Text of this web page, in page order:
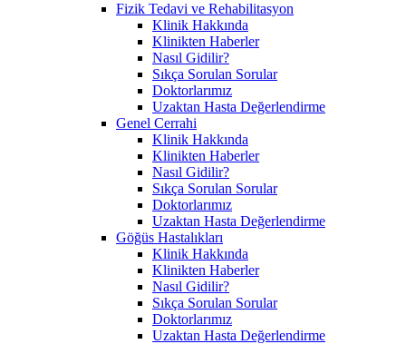
Fizik Tedavi ve Rehabilitasyon
Klinik Hakkında
Klinikten Haberler
Nasıl Gidilir?
Sıkça Sorulan Sorular
Doktorlarımız
Uzaktan Hasta Değerlendirme
Genel Cerrahi
Klinik Hakkında
Klinikten Haberler
Nasıl Gidilir?
Sıkça Sorulan Sorular
Doktorlarımız
Uzaktan Hasta Değerlendirme
Göğüs Hastalıkları
Klinik Hakkında
Klinikten Haberler
Nasıl Gidilir?
Sıkça Sorulan Sorular
Doktorlarımız
Uzaktan Hasta Değerlendirme